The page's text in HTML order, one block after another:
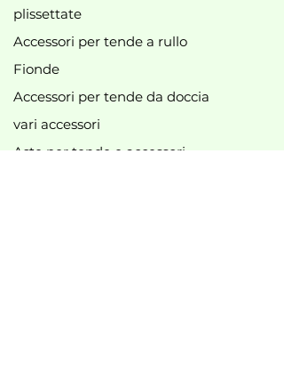
plissettate
Accessori per tende a rullo
Fionde
Accessori per tende da doccia
vari accessori
Aste per tende e accessori